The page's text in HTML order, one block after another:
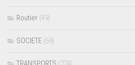
Routier (49)
SOCIETE (69)